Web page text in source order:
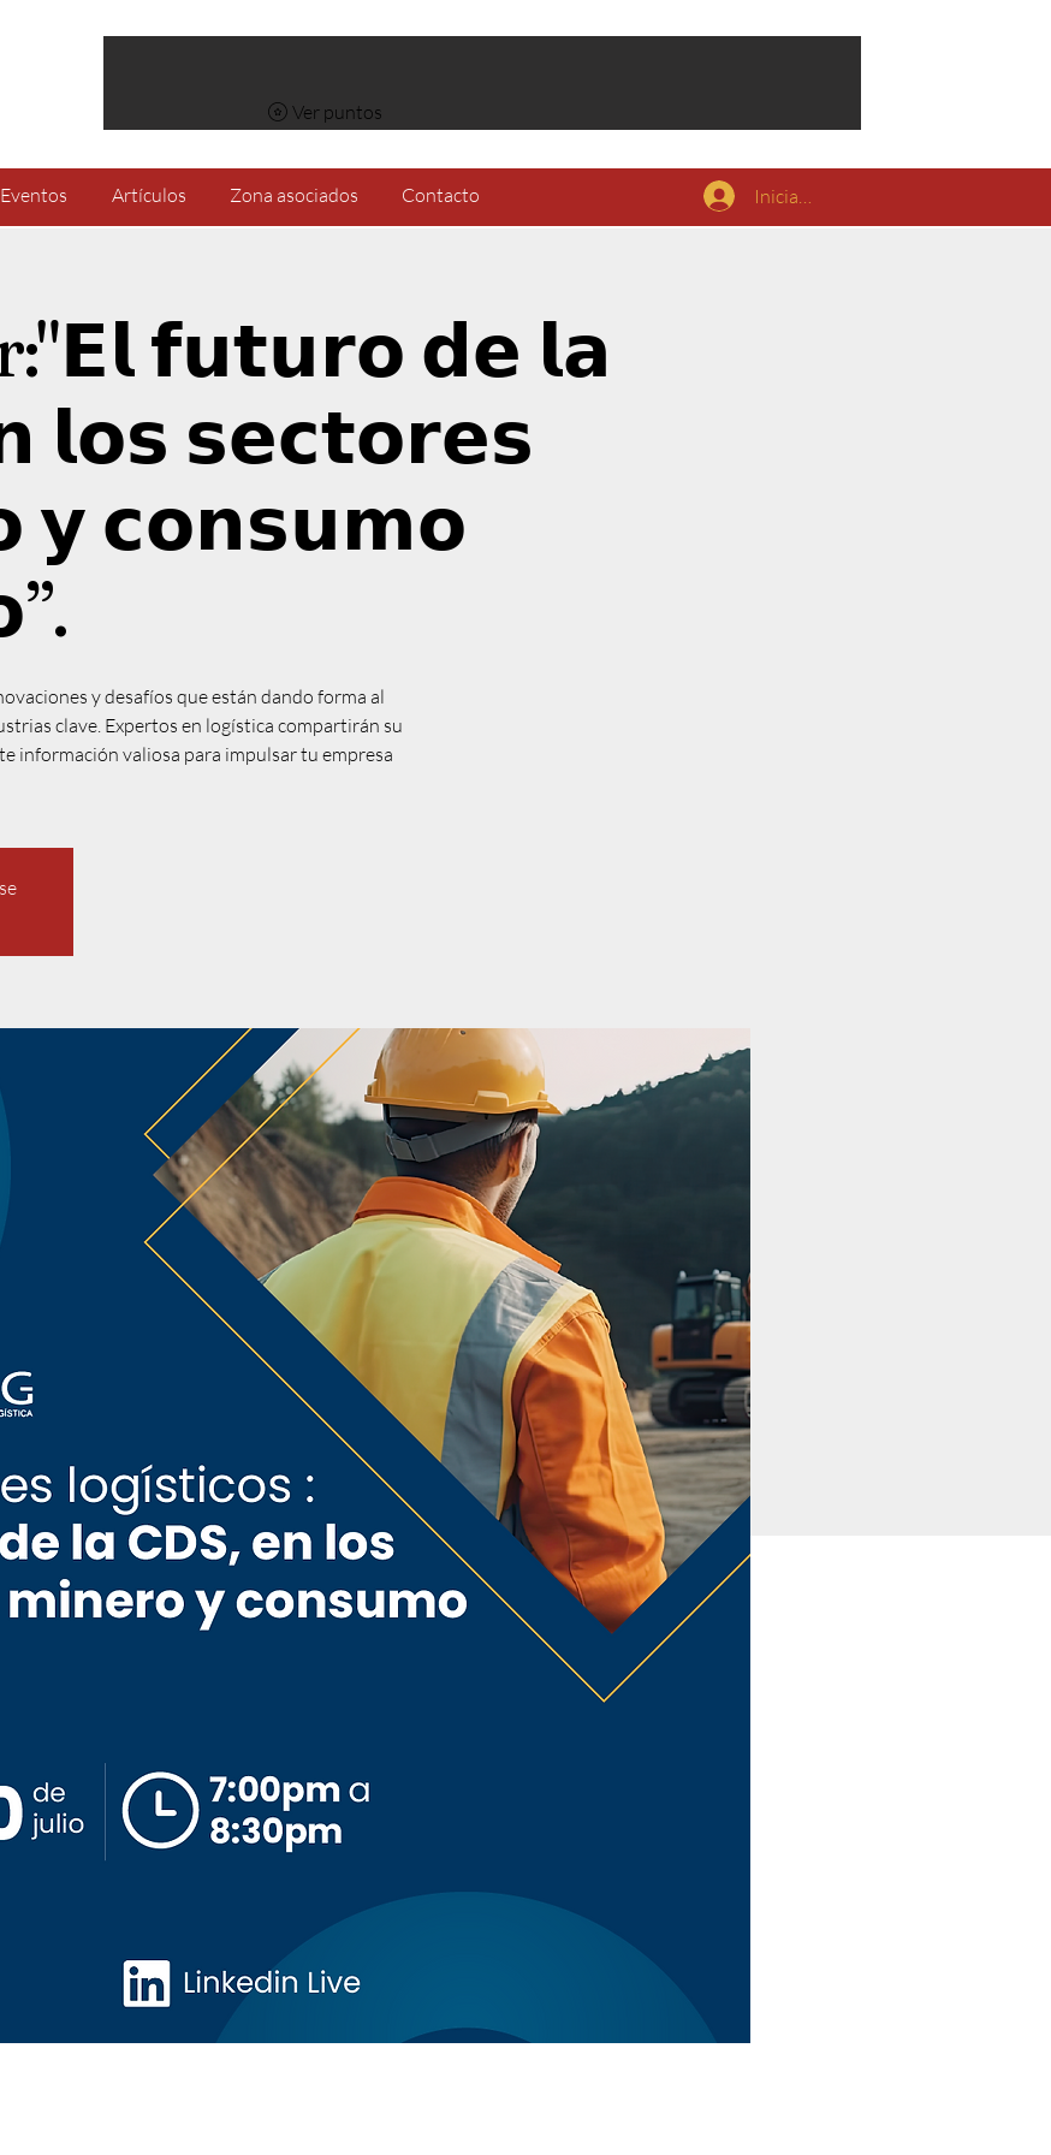
Ver puntos
Eventos Artículos Zona asociados Contacto Iniciar sesión
𝗳𝘂𝘁𝘂𝗿𝗼 𝗱𝗲 𝗹𝗮
𝗹𝗼𝘀 𝘀𝗲𝗰𝘁𝗼𝗿𝗲𝘀
𝘆 𝗰𝗼𝗻𝘀𝘂𝗺𝗼
y desafíos que están dando forma al
clave. Expertos en logística compartirán su
información valiosa para impulsar tu empresa